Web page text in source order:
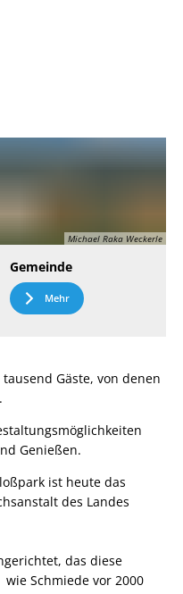
Michael Raka Weckerle
Gemeinde
Mehr
Gäste, von denen
Genießen.
ist heute das
des Landes
das diese
Schmiede vor 2000